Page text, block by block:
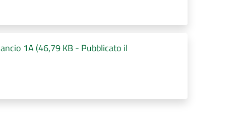
1A (46,79 KB - Pubblicato il